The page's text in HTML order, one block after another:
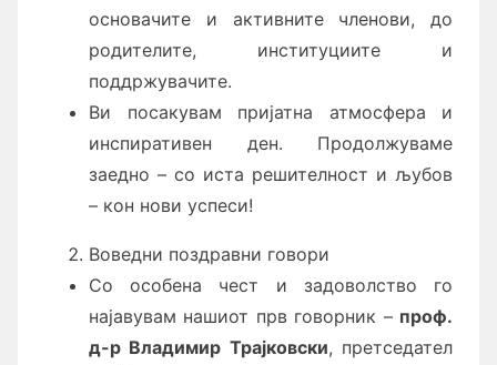
основачите и активните членови, до
родителите, институциите и
поддржувачите.
Ви посакувам пријатна атмосфера и
инспиративен ден. Продолжуваме
заедно – со иста решителност и љубов
– кон нови успеси!
Воведни поздравни говори
Со особена чест и задоволство го
најавувам нашиот прв говорник – проф.
д-р Владимир Трајковски, претседател